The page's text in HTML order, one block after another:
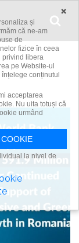
×
și
că ne-am
de
fizice în ceea
privind libera
pe Website-ul
conținutul
acceptarea
Nu uita totuși că
urmând
la nivel de